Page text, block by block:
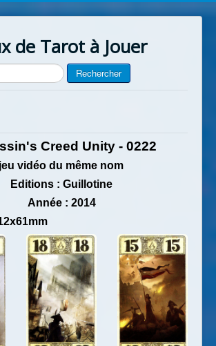
de Tarot à Jouer
Rechercher
Creed Unity - 0222
vidéo du même nom
Editions : Guillotine
Année: 2014